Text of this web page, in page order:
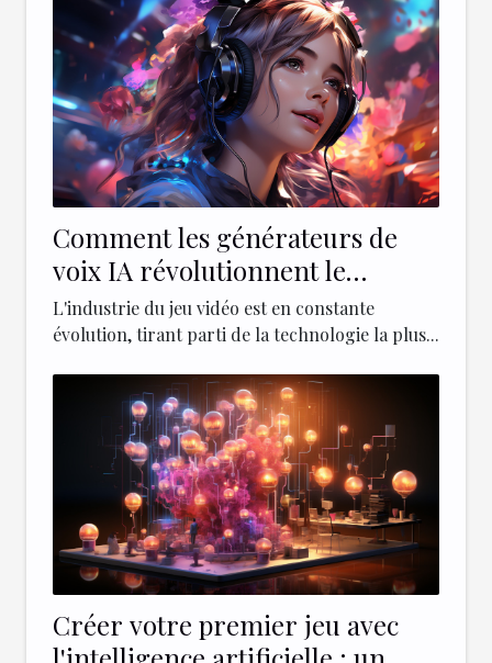
Comment les générateurs de
voix IA révolutionnent le
doublage dans l'industrie du jeu
vidéo
L'industrie du jeu vidéo est en constante
évolution, tirant parti de la technologie la plus...
Créer votre premier jeu avec